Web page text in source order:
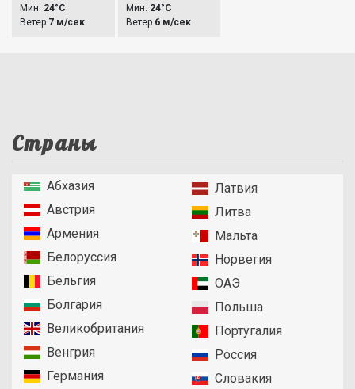
Мин: 24°C
Ветер 7 м/сек
Мин: 24°C
Ветер 6 м/сек
Страны
Абхазия
Австрия
Армения
Белоруссия
Бельгия
Болгария
Великобритания
Венгрия
Германия
Латвия
Литва
Мальта
Норвегия
ОАЭ
Польша
Португалия
Россия
Словакия